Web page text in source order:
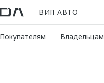
ВИП АВТО
Покупателям Владельцам